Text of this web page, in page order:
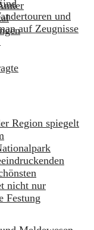
und
auf Zeugnisse
Region spiegelt
nicht nur
Festung